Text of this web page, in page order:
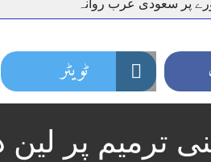
پر سعودی عرب روانہ
کا شہری کو پیش ہونے کا حکم
کلرسیداں
نظر انداز متاثرین
کے ساتھ سپردِ خاک
ٹویٹر
27 ویں آئینی ترمیم